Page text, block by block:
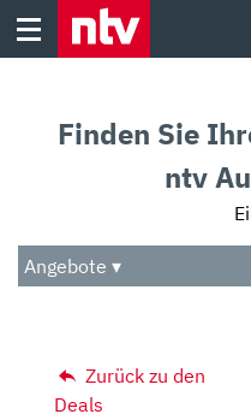
Skip
Audio
Das Beste
Finden Sie
ntv
Angebote ▾
Zurück zu den
Deals